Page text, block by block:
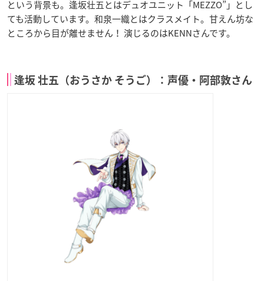
という背景も。逢坂壮五とはデュオユニット「MEZZO”」とし
ても活動しています。和泉一織とはクラスメイト。甘えん坊な
ところから目が離せません！ 演じるのはKENNさんです。
逢坂 壮五（おうさか そうご）：声優・阿部敦さん